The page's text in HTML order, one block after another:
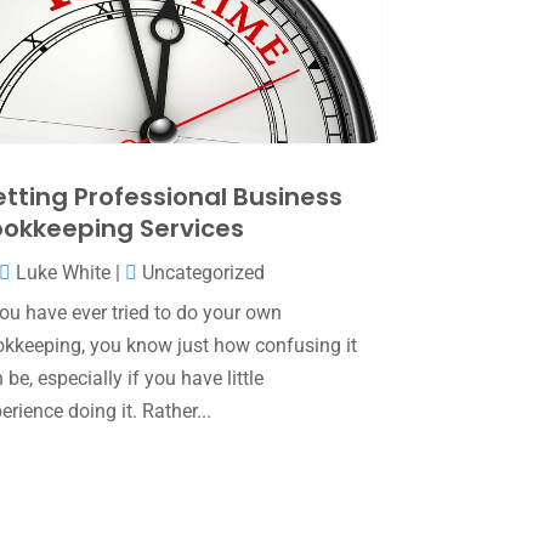
May 2025(4)
April 2025
(1)
(1)
February 2025(1)
January 2025(2)
December 2024(3)
November 2024(2)
October 2024(2)
September 2024
(2)
August 2024(4)
Professional Business
Services
Luke White|
Uncategorized
have ever tried to do your own
you know just how confusing it
be, especially if you have little
doing it. Rather...